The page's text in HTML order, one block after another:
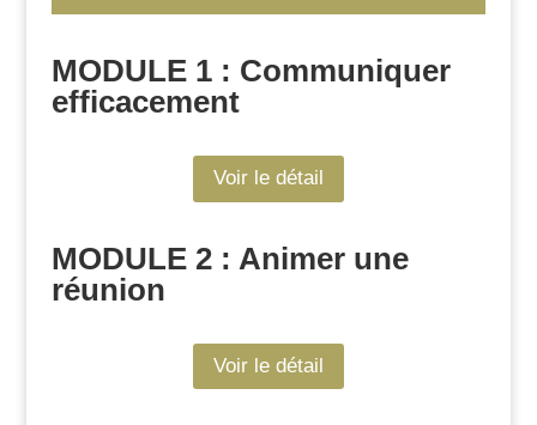
MODULE 1 : Communiquer
efficacement
Voir le détail
MODULE 2 : Animer une
réunion
Voir le détail